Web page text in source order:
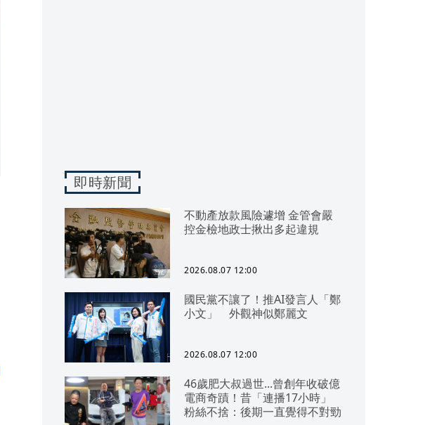
即時新聞
不動產放款風險遽增 金管會嚴
控金檢地政士揪出多起違規
2026.08.07 12:00
國民黨不讓了！推AI發言人「鄭
小文」 外觀神似鄭麗文
2026.08.07 12:00
46歲肥大叔過世...曾創年收破億
電商奇蹟！昔「連播17小時」
粉絲不捨：後期一直覺得不對勁